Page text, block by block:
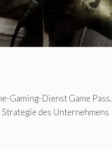
Gaming-Dienst Game Pass.
des Unternehmens